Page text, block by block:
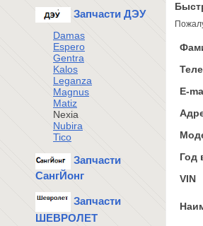
E-
Год
VIN
Запчасти ДЭУ
Damas
Espero
Gentra
Kalos
Leganza
Magnus
Matiz
Nexia
Nubira
Tico
Запчасти
СангЙонг
Запчасти
ШЕВРОЛЕТ